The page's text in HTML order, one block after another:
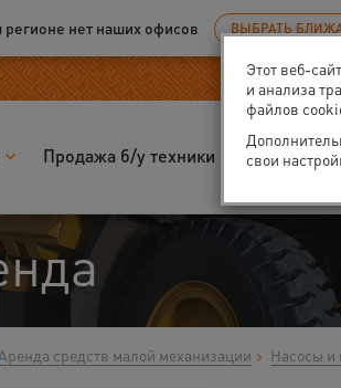
Москванет наших офисов ВЫБРАТЬ
Продажа б/у техники Запчасти
Аренда средств малой механизации Насосы и
Этот веб-
и анализа
файлов
свои